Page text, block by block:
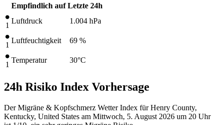
Empfindlich auf Letzte 24h
1
Luftdruck 1.004 hPa
1
Luftfeuchtigkeit 69 %
1
Temperatur 30°C
24h Risiko Index Vorhersage
Der Migräne & Kopfschmerz Wetter Index für Henry County,
Kentucky, United States am Mittwoch, 5. August 2026 um 20 Uhr